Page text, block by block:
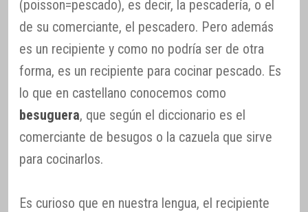
(poisson=pescado), es decir, la pescadería, o el
de su comerciante, el pescadero. Pero además
es un recipiente y como no podría ser de otra
forma, es un recipiente para cocinar pescado. Es
lo que en castellano conocemos como
besuguera, que según el diccionario es el
comerciante de besugos o la cazuela que sirve
para cocinarlos.
Es curioso que en nuestra lengua, el recipiente